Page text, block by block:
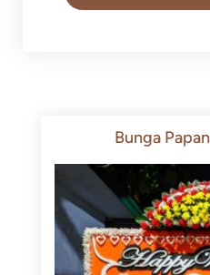
Bunga